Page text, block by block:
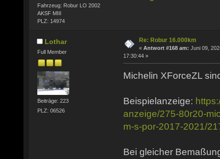
Fahrzeug: Robur LO 2002
AKSF MIII
PLZ: 14974
Lothar
Full Member
Beiträge: 223
PLZ: 06526
Re: Robur 16.000km
« Antwort #168 am: Juni 09,
17:30:44 »
Michelin XForceZL
Beispielanzeige:
anzeige/275-80r20-
m-s-por-2017-2021/
Bei gleicher